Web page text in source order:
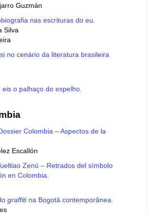
Guzmán
nas escrituras do eu.
Silva
no cenário da literatura brasileira
o palhaço do espelho.
Colombia – Aspectos de la
Escallón
Zenú – Retrados del símbolo
en Colombia.
graffitina Bogotá contemporânea.